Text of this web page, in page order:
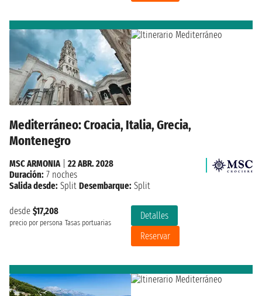
Mediterráneo: Croacia, Italia, Grecia,
Montenegro
desde $17,208
precio por persona Tasas portuarias
Detalles
Reservar
MSC ARMONIA
22 ABR. 2028
Duración: 7 noches
Salida desde: Split Desembarque: Split